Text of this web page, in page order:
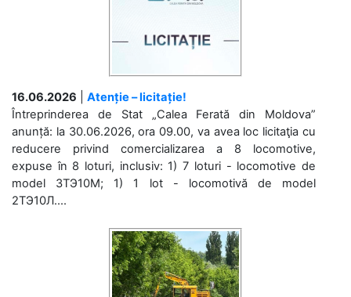
16.06.2026
Atenție – licitație!
Întreprinderea de Stat „Calea Ferată din Moldova”
anunță: la 30.06.2026, ora 09.00, va avea loc licitaţia cu
reducere privind comercializarea a 8 locomotive,
expuse în 8 loturi, inclusiv: 1) 7 loturi - locomotive de
model 3ТЭ10М; 1) 1 lot - locomotivă de model
2ТЭ10Л....